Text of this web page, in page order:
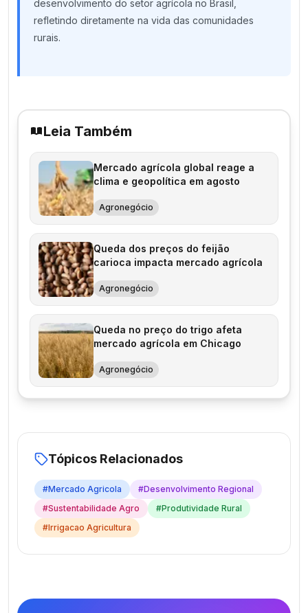
desenvolvimento do setor agrícola no Brasil,
refletindo diretamente na vida das comunidades
rurais.
Leia Também
Mercado agrícola global reage a
clima e geopolítica em agosto
Agronegócio
Queda dos preços do feijão
carioca impacta mercado agrícola
Agronegócio
Queda no preço do trigo afeta
mercado agrícola em Chicago
Agronegócio
Tópicos Relacionados
#Mercado Agricola #Desenvolvimento Regional
#Sustentabilidade Agro #Produtividade Rural
#Irrigacao Agricultura